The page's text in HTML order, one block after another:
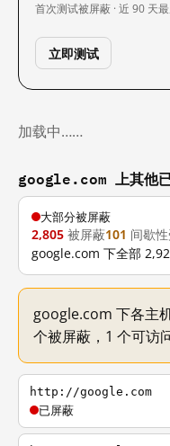
首次测试被屏蔽 · 近 90 天
立即测试
加载中……
google.com 上其他
大部分被屏蔽
2,805 被屏蔽101 间歇
google.com 下全部
google.com 下各主
个被屏蔽，1 个可访问
http://google.com
已屏蔽